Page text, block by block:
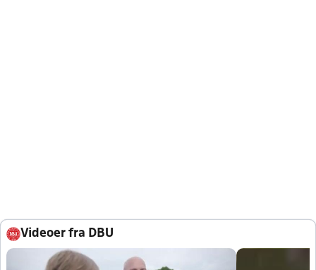
Videoer fra DBU